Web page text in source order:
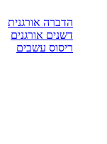
הדברה אורגנית
דשנים אורגנים
ריסוס עשבים